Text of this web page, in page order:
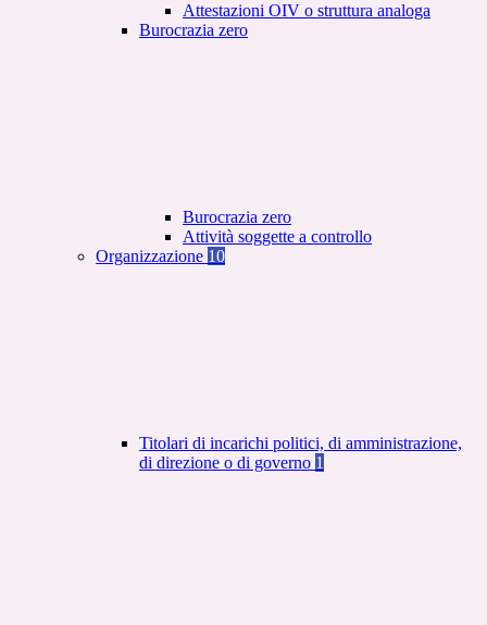
Attestazioni OIV o struttura analoga
Burocrazia zero
Burocrazia zero
Attività soggette a controllo
Organizzazione 10
Titolari di incarichi politici, di amministrazione,
di direzione o di governo 1